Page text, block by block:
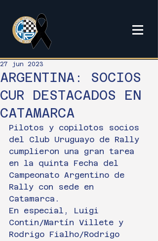
ARGENTINA: SOCIOS
CUR DESTACADOS EN
CATAMARCA
27 jun 2023
Pilotos y copilotos socios
del Club Uruguayo de Rally
cumplieron una gran tarea
en la quinta Fecha del
Campeonato Argentino de
Rally con sede en
Catamarca.
En especial, Luigi
Contin/Martín Villete y
Rodrigo Fialho/Rodrigo